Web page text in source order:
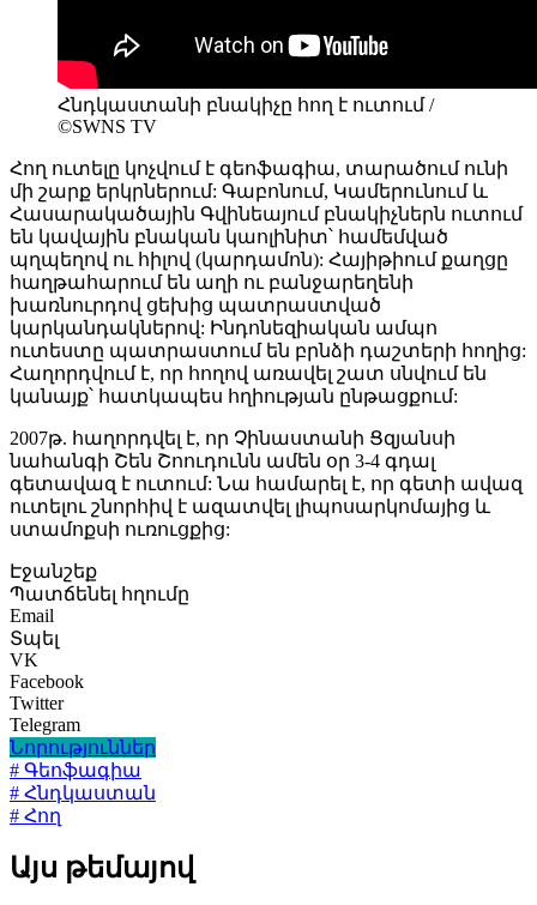
Հնդկաստանի բնակիչը հող է ուտում /
©SWNS TV
Հող ուտելը կոչվում է գեոֆագիա, տարածում ունի
մի շարք երկրներում: Գաբոնում, Կամերունում և
Հասարակածային Գվինեայում բնակիչներն ուտում
են կավային բնական կաոլինիտ՝ համեմված
պղպեղով ու հիլով (կարդամոն): Հայիթիում քաղցը
հաղթահարում են աղի ու բանջարեղենի
խառնուրդով ցեխից պատրաստված
կարկանդակներով: Ինդոնեզիական ամպո
ուտեստը պատրաստում են բրնձի դաշտերի հողից:
Հաղորդվում է, որ հողով առավել շատ սնվում են
կանայք՝ հատկապես հղիության ընթացքում:
2007թ. հաղորդվել է, որ Չինաստանի Ցզյանսի
նահանգի Շեն Շոուդունն ամեն օր 3-4 գդալ
գետավազ է ուտում: Նա համարել է, որ գետի ավազ
ուտելու շնորհիվ է ազատվել լիպոսարկոմայից և
ստամոքսի ուռուցքից:
Էջանշեք
Պատճենել հղումը
Email
Տպել
VK
Facebook
Twitter
Telegram
Նորություններ
# Գեոֆագիա
# Հնդկաստան
# Հող
Այս թեմայով